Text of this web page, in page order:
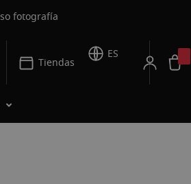
fotografía
Tiendas
ES